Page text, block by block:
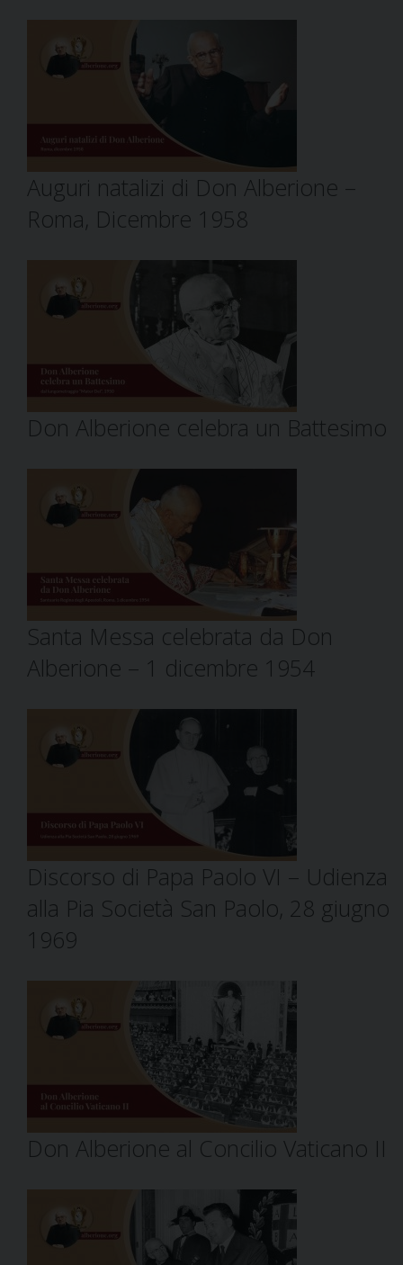
Auguri natalizi di Don Alberione –
Roma, Dicembre 1958
Don Alberione celebra un Battesimo
Santa Messa celebrata da Don
Alberione – 1 dicembre 1954
Discorso di Papa Paolo VI – Udienza
alla Pia Società San Paolo, 28 giugno
1969
Don Alberione al Concilio Vaticano II